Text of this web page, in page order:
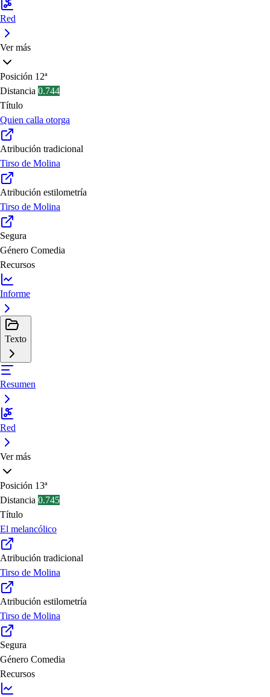
Red
Ver más
Posición 12ª
Distancia 0.744
Título
Quien calla otorga
Atribución tradicional
Tirso de Molina
Atribución estilometría
Tirso de Molina
Segura
Género Comedia
Recursos
Informe
Texto
Resumen
Red
Ver más
Posición 13ª
Distancia 0.745
Título
El melancólico
Atribución tradicional
Tirso de Molina
Atribución estilometría
Tirso de Molina
Segura
Género Comedia
Recursos